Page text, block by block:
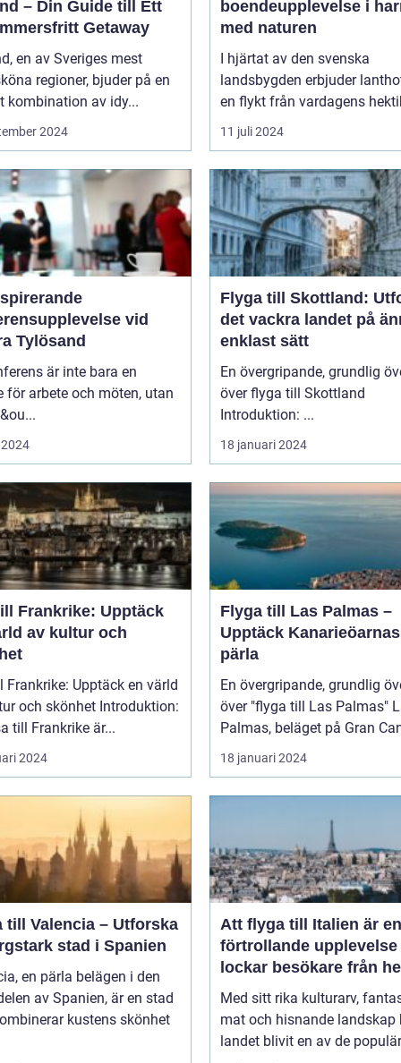
– Din Guide till Ett
Getaway
en av Sveriges mest
regioner, bjuder på en
kombination av idy...
2024
boendeupplevelse i
med naturen
I hjärtat av den svenska
landsbygden erbjuder
en flykt från vardagens
11 juli 2024
vid
Tylösand
är inte bara en
för arbete och möten, utan
Flyga till Skottland:
det vackra landet på
enklast sätt
En övergripande, grundlig
över flyga till Skottland
Introduktion: ...
18 januari 2024
Frankrike: Upptäck
av kultur och
Frankrike: Upptäck en värld
skönhet Introduktion:
till Frankrike är...
2024
Flyga till Las Palmas –
Upptäck Kanarieöarnas
pärla
En övergripande, grundlig
över "flyga till Las Palmas" Las
Palmas, beläget på Gran
18 januari 2024
till Valencia – Utforska
stad i Spanien
en pärla belägen i den
av Spanien, är en stad
kustens skönhet
Att flyga till Italien är en
förtrollande upplevelse
lockar besökare från
världen
Med sitt rika kulturarv,
mat och hisnande landskap
landet blivit en av de